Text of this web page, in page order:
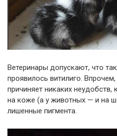
Ветеринары допускают, что
проявилось витилиго.
причиняет никаких
на коже (а у животных — и на
лишенные пигмента.